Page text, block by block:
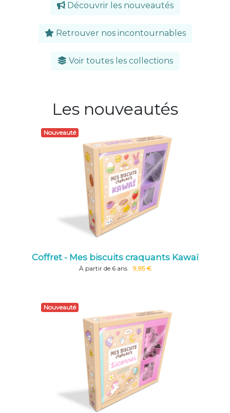
Découvrir les nouveautés
Retrouver nos incontournables
Voir toutes les collections
Les nouveautés
Nouveauté
Coffret - Mes biscuits craquants Kawaï
À partir de 6 ans 9,95 €
Nouveauté